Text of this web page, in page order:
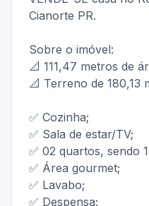
Cianorte PR.
Sobre o imóvel:
📐 111,47 metros de
📐 Terreno de 180,13
✅ Cozinha;
✅ Sala de estar/TV;
✅ 02 quartos, sendo
✅ Área gourmet;
✅ Lavabo;
✅ Despensa;